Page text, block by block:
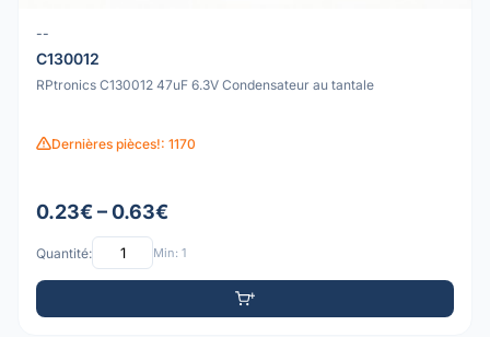
--
C130012
RPtronics C130012 47uF 6.3V Condensateur au tantale
Dernières pièces!: 1170
0.23€ – 0.63€
Quantité: Min: 1